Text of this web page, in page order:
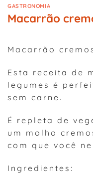
GASTRONOMIA
Macarrão
Macarrão
Esta receita de
legumes é
sem carne.
É repleta de
um molho
com que você
Ingredientes: